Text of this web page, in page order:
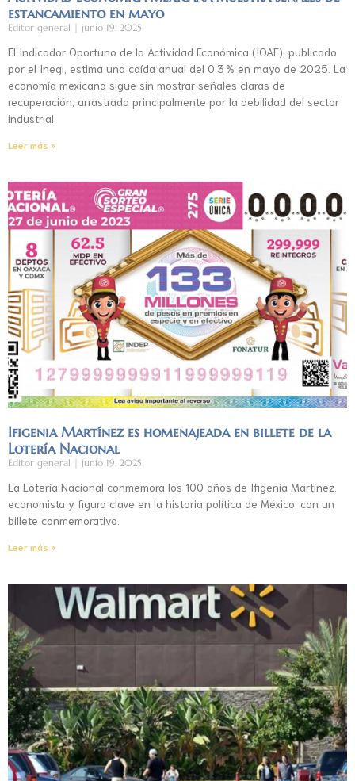
estancamiento en mayo
Editor general junio 19, 2025
El Indicador Oportuno de la Actividad Económica (IOAE), publicado
por el Inegi, estima una caída anual del 0.3 % en mayo de 2025. La
economía mexicana sigue sin mostrar señales claras de
recuperación, arrastrada principalmente por la debilidad del sector
industrial.
Leer más »
Ifigenia Martínez es homenajeada en billete de la
Lotería Nacional
Editor general junio 19, 2025
La Lotería Nacional conmemora los 100 años de Ifigenia Martínez,
economista y figura clave en la historia política de México, con un
billete conmemorativo.
Leer más »